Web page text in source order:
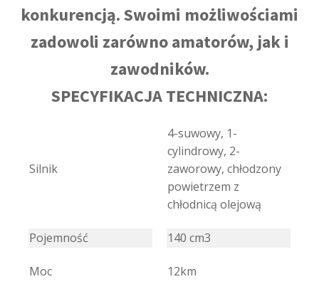
konkurencją. Swoimi możliwościami
zadowoli zarówno amatorów, jak i
zawodników.
SPECYFIKACJA TECHNICZNA:
Silnik
4-suwowy, 1-
cylindrowy, 2-
zaworowy, chłodzony
powietrzem z
chłodnicą olejową
Pojemność 140 cm3
Moc 12km